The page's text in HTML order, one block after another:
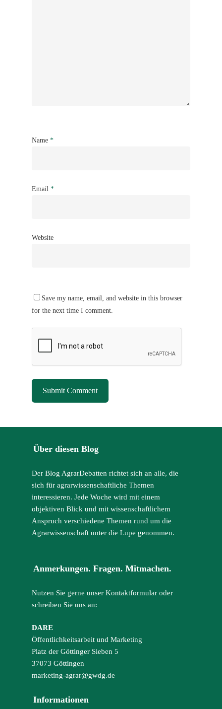
Name *
Email *
Website
Save my name, email, and website in this browser
for the next time I comment.
Über diesen Blog
Der Blog AgrarDebatten richtet sich an alle, die
sich für agrarwissenschaftliche Themen
interessieren. Jede Woche wird mit einem
objektiven Blick und mit wissenschaftlichem
Anspruch verschiedene Themen rund um die
Agrarwissenschaft unter die Lupe genommen.
Anmerkungen. Fragen. Mitmachen.
Nutzen Sie gerne unser Kontaktformular oder
schreiben Sie uns an:
DARE
Öffentlichkeitsarbeit und Marketing
Platz der Göttinger Sieben 5
37073 Göttingen
marketing-agrar@gwdg.de
Informationen